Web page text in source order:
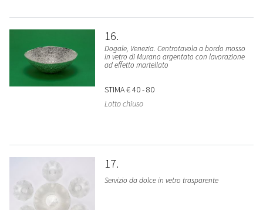
16
Dogale, Venezia. Centrotavola a bordo mosso
in vetro di Murano argentato con lavorazione
ad effetto martellato
STIMA€ 40 - 80
Lotto chiuso
17
Servizio da dolce in vetro trasparente